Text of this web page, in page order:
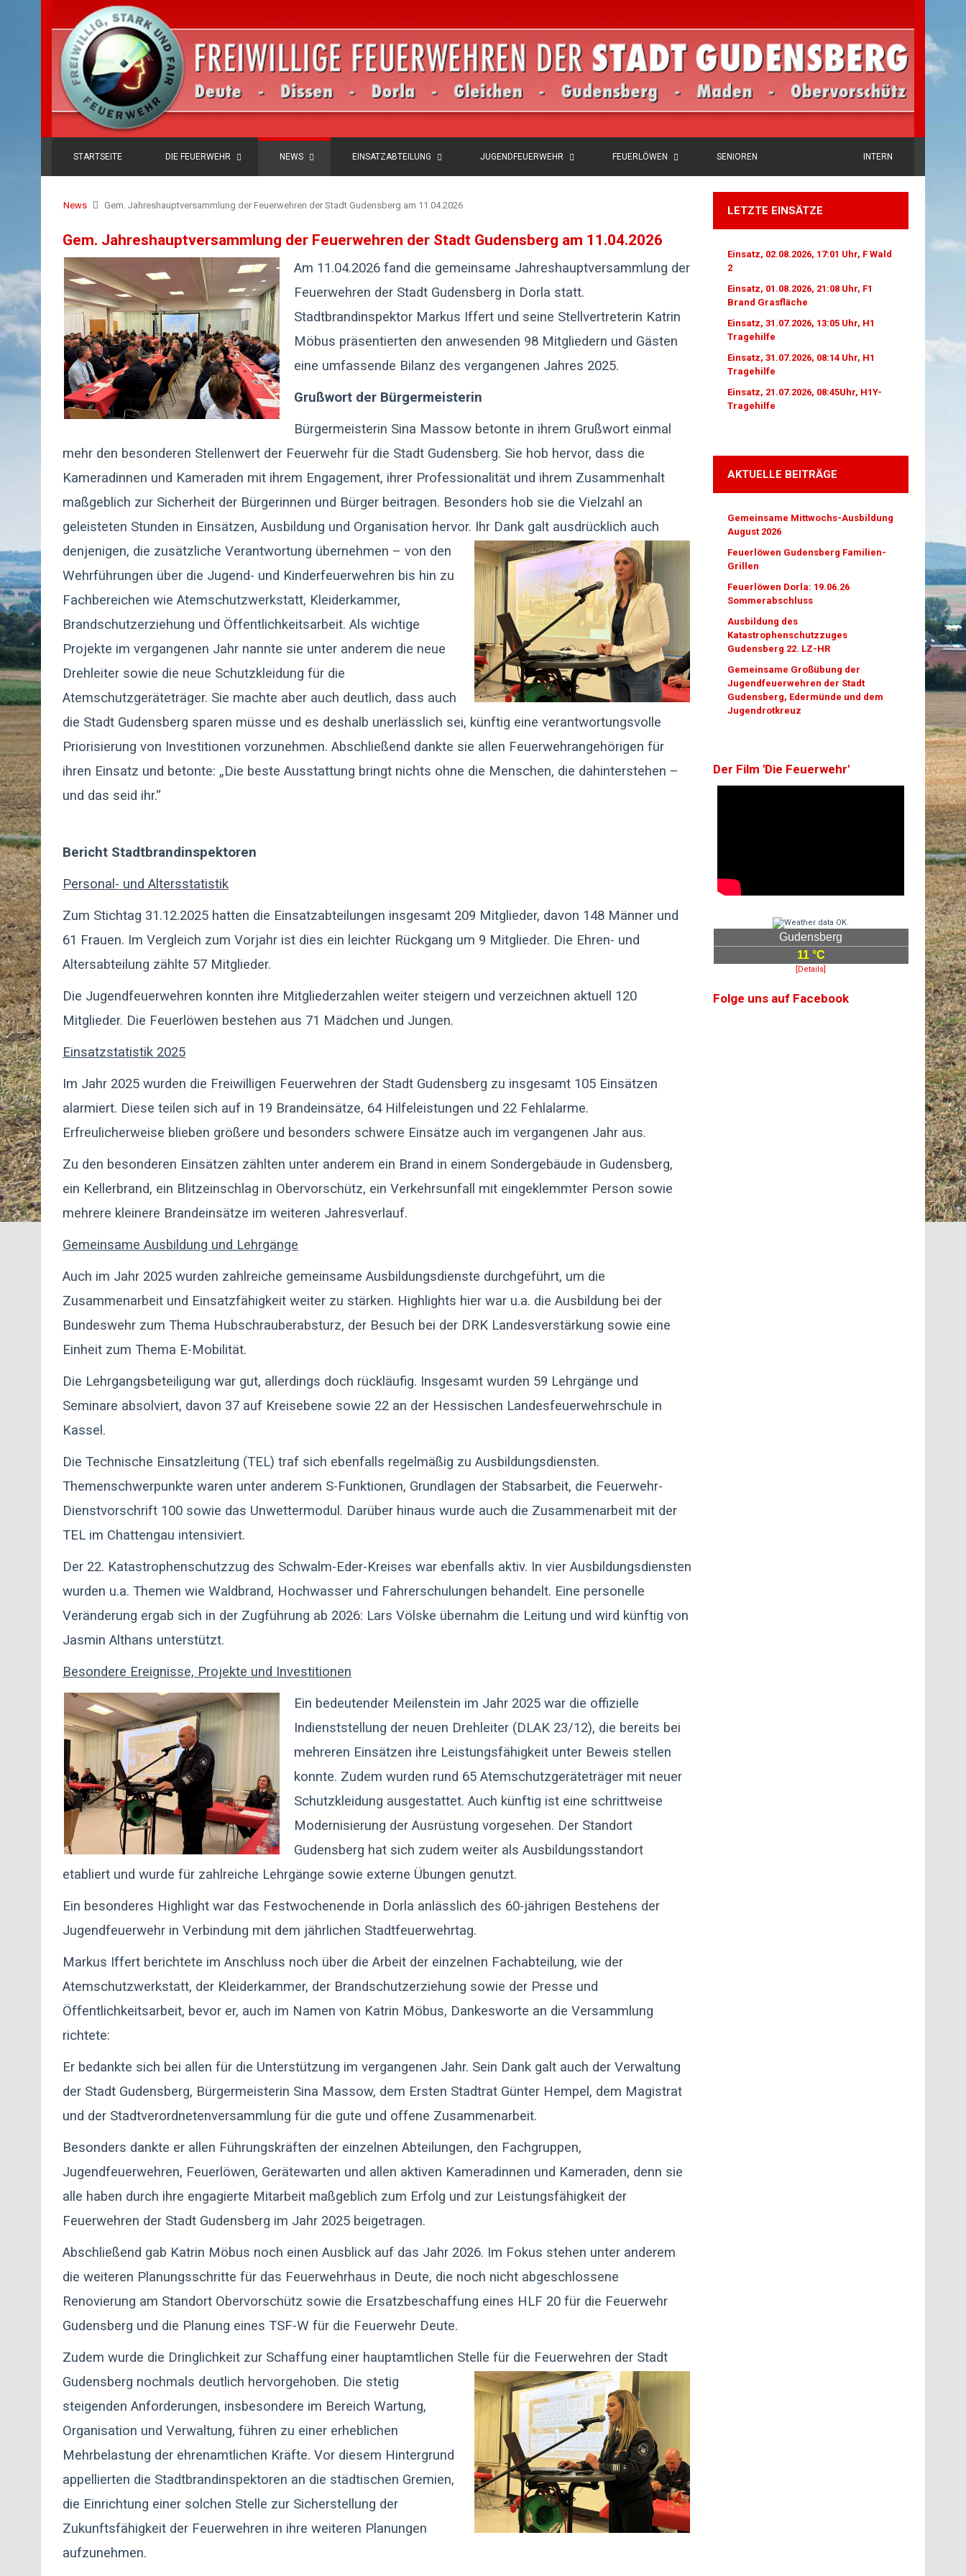
STARTSEITE DIE FEUERWEHR NEWS EINSATZABTEILUNG JUGENDFEUERWEHR FEUERLÖWEN SENIOREN INTERN
News Gem. Jahreshauptversammlung der Feuerwehren der Stadt Gudensberg am 11.04.2026
Gem. Jahreshauptversammlung der Feuerwehren der Stadt Gudensberg am 11.04.2026
Am 11.04.2026 fand die gemeinsame Jahreshauptversammlung der
Feuerwehren der Stadt Gudensberg in Dorla statt.
Stadtbrandinspektor Markus Iffert und seine Stellvertreterin Katrin
Möbus präsentierten den anwesenden 98 Mitgliedern und Gästen
eine umfassende Bilanz des vergangenen Jahres 2025.
Grußwort der Bürgermeisterin
Bürgermeisterin Sina Massow betonte in ihrem Grußwort einmal
mehr den besonderen Stellenwert der Feuerwehr für die Stadt Gudensberg. Sie hob hervor, dass die
Kameradinnen und Kameraden mit ihrem Engagement, ihrer Professionalität und ihrem Zusammenhalt
maßgeblich zur Sicherheit der Bürgerinnen und Bürger beitragen. Besonders hob sie die Vielzahl an
geleisteten Stunden in Einsätzen, Ausbildung und Organisation hervor. Ihr Dank galt ausdrücklich auch
denjenigen, die zusätzliche Verantwortung übernehmen – von den
Wehrführungen über die Jugend- und Kinderfeuerwehren bis hin zu
Fachbereichen wie Atemschutzwerkstatt, Kleiderkammer,
Brandschutzerziehung und Öffentlichkeitsarbeit. Als wichtige
Projekte im vergangenen Jahr nannte sie unter anderem die neue
Drehleiter sowie die neue Schutzkleidung für die
Atemschutzgeräteträger. Sie machte aber auch deutlich, dass auch
die Stadt Gudensberg sparen müsse und es deshalb unerlässlich sei, künftig eine verantwortungsvolle
Priorisierung von Investitionen vorzunehmen. Abschließend dankte sie allen Feuerwehrangehörigen für
ihren Einsatz und betonte: „Die beste Ausstattung bringt nichts ohne die Menschen, die dahinterstehen –
und das seid ihr.“
Bericht Stadtbrandinspektoren
Personal- und Altersstatistik
Zum Stichtag 31.12.2025 hatten die Einsatzabteilungen insgesamt 209 Mitglieder, davon 148 Männer und
61 Frauen. Im Vergleich zum Vorjahr ist dies ein leichter Rückgang um 9 Mitglieder. Die Ehren- und
Altersabteilung zählte 57 Mitglieder.
Die Jugendfeuerwehren konnten ihre Mitgliederzahlen weiter steigern und verzeichnen aktuell 120
Mitglieder. Die Feuerlöwen bestehen aus 71 Mädchen und Jungen.
Einsatzstatistik 2025
Im Jahr 2025 wurden die Freiwilligen Feuerwehren der Stadt Gudensberg zu insgesamt 105 Einsätzen
alarmiert. Diese teilen sich auf in 19 Brandeinsätze, 64 Hilfeleistungen und 22 Fehlalarme.
Erfreulicherweise blieben größere und besonders schwere Einsätze auch im vergangenen Jahr aus.
Zu den besonderen Einsätzen zählten unter anderem ein Brand in einem Sondergebäude in Gudensberg,
ein Kellerbrand, ein Blitzeinschlag in Obervorschütz, ein Verkehrsunfall mit eingeklemmter Person sowie
mehrere kleinere Brandeinsätze im weiteren Jahresverlauf.
Gemeinsame Ausbildung und Lehrgänge
Auch im Jahr 2025 wurden zahlreiche gemeinsame Ausbildungsdienste durchgeführt, um die
Zusammenarbeit und Einsatzfähigkeit weiter zu stärken. Highlights hier war u.a. die Ausbildung bei der
Bundeswehr zum Thema Hubschrauberabsturz, der Besuch bei der DRK Landesverstärkung sowie eine
Einheit zum Thema E-Mobilität.
Die Lehrgangsbeteiligung war gut, allerdings doch rückläufig. Insgesamt wurden 59 Lehrgänge und
Seminare absolviert, davon 37 auf Kreisebene sowie 22 an der Hessischen Landesfeuerwehrschule in
Kassel.
Die Technische Einsatzleitung (TEL) traf sich ebenfalls regelmäßig zu Ausbildungsdiensten.
Themenschwerpunkte waren unter anderem S-Funktionen, Grundlagen der Stabsarbeit, die Feuerwehr-
Dienstvorschrift 100 sowie das Unwettermodul. Darüber hinaus wurde auch die Zusammenarbeit mit der
TEL im Chattengau intensiviert.
Der 22. Katastrophenschutzzug des Schwalm-Eder-Kreises war ebenfalls aktiv. In vier Ausbildungsdiensten
wurden u.a. Themen wie Waldbrand, Hochwasser und Fahrerschulungen behandelt. Eine personelle
Veränderung ergab sich in der Zugführung ab 2026: Lars Völske übernahm die Leitung und wird künftig von
Jasmin Althans unterstützt.
Besondere Ereignisse, Projekte und Investitionen
Ein bedeutender Meilenstein im Jahr 2025 war die offizielle
Indienststellung der neuen Drehleiter (DLAK 23/12), die bereits bei
mehreren Einsätzen ihre Leistungsfähigkeit unter Beweis stellen
konnte. Zudem wurden rund 65 Atemschutzgeräteträger mit neuer
Schutzkleidung ausgestattet. Auch künftig ist eine schrittweise
Modernisierung der Ausrüstung vorgesehen. Der Standort
Gudensberg hat sich zudem weiter als Ausbildungsstandort
etabliert und wurde für zahlreiche Lehrgänge sowie externe Übungen genutzt.
Ein besonderes Highlight war das Festwochenende in Dorla anlässlich des 60-jährigen Bestehens der
Jugendfeuerwehr in Verbindung mit dem jährlichen Stadtfeuerwehrtag.
Markus Iffert berichtete im Anschluss noch über die Arbeit der einzelnen Fachabteilung, wie der
Atemschutzwerkstatt, der Kleiderkammer, der Brandschutzerziehung sowie der Presse und
Öffentlichkeitsarbeit, bevor er, auch im Namen von Katrin Möbus, Dankesworte an die Versammlung
richtete:
Er bedankte sich bei allen für die Unterstützung im vergangenen Jahr. Sein Dank galt auch der Verwaltung
der Stadt Gudensberg, Bürgermeisterin Sina Massow, dem Ersten Stadtrat Günter Hempel, dem Magistrat
und der Stadtverordnetenversammlung für die gute und offene Zusammenarbeit.
Besonders dankte er allen Führungskräften der einzelnen Abteilungen, den Fachgruppen,
Jugendfeuerwehren, Feuerlöwen, Gerätewarten und allen aktiven Kameradinnen und Kameraden, denn sie
alle haben durch ihre engagierte Mitarbeit maßgeblich zum Erfolg und zur Leistungsfähigkeit der
Feuerwehren der Stadt Gudensberg im Jahr 2025 beigetragen.
Abschließend gab Katrin Möbus noch einen Ausblick auf das Jahr 2026. Im Fokus stehen unter anderem
die weiteren Planungsschritte für das Feuerwehrhaus in Deute, die noch nicht abgeschlossene
Renovierung am Standort Obervorschütz sowie die Ersatzbeschaffung eines HLF 20 für die Feuerwehr
Gudensberg und die Planung eines TSF-W für die Feuerwehr Deute.
Zudem wurde die Dringlichkeit zur Schaffung einer hauptamtlichen Stelle für die Feuerwehren der Stadt
Gudensberg nochmals deutlich hervorgehoben. Die stetig
steigenden Anforderungen, insbesondere im Bereich Wartung,
Organisation und Verwaltung, führen zu einer erheblichen
Mehrbelastung der ehrenamtlichen Kräfte. Vor diesem Hintergrund
appellierten die Stadtbrandinspektoren an die städtischen Gremien,
die Einrichtung einer solchen Stelle zur Sicherstellung der
Zukunftsfähigkeit der Feuerwehren in ihre weiteren Planungen
aufzunehmen.
LETZTE EINSÄTZE
Einsatz, 02.08.2026, 17:01 Uhr, F Wald
2
Einsatz, 01.08.2026, 21:08 Uhr, F1
Brand Grasfläche
Einsatz, 31.07.2026, 13:05 Uhr, H1
Tragehilfe
Einsatz, 31.07.2026, 08:14 Uhr, H1
Tragehilfe
Einsatz, 21.07.2026, 08:45Uhr, H1Y-
Tragehilfe
AKTUELLE BEITRÄGE
Gemeinsame Mittwochs-Ausbildung
August 2026
Feuerlöwen Gudensberg Familien-
Grillen
Feuerlöwen Dorla: 19.06.26
Sommerabschluss
Ausbildung des
Katastrophenschutzzuges
Gudensberg 22. LZ-HR
Gemeinsame Großübung der
Jugendfeuerwehren der Stadt
Gudensberg, Edermünde und dem
Jugendrotkreuz
Der Film 'Die Feuerwehr'
Gudensberg
11 °C
[Details]
Folge uns auf Facebook